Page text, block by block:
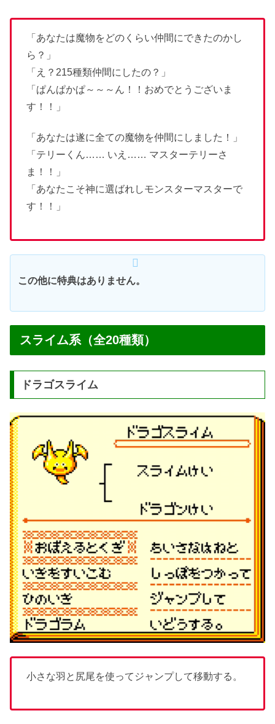
「あなたは魔物をどのくらい仲間にできたのかし
ら？」
「え？215種類仲間にしたの？」
「ぱんぱかぱ～～～ん！！おめでとうございま
す！！」
「あなたは遂に全ての魔物を仲間にしました！」
「テリーくん…… いえ…… マスターテリーさ
ま！！」
「あなたこそ神に選ばれしモンスターマスターで
す！！」
この他に特典はありません。
スライム系（全20種類）
ドラゴスライム
小さな羽と尻尾を使ってジャンプして移動する。